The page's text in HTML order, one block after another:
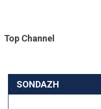
Top Channel
SONDAZH